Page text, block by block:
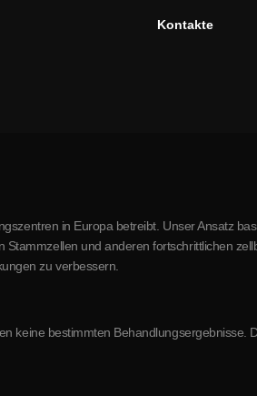
Kontakte
in Europa betreibt. Unser Ansatz
und anderen fortschrittlichen
zu verbessern.
keine bestimmten Behandlungsergebnisse.